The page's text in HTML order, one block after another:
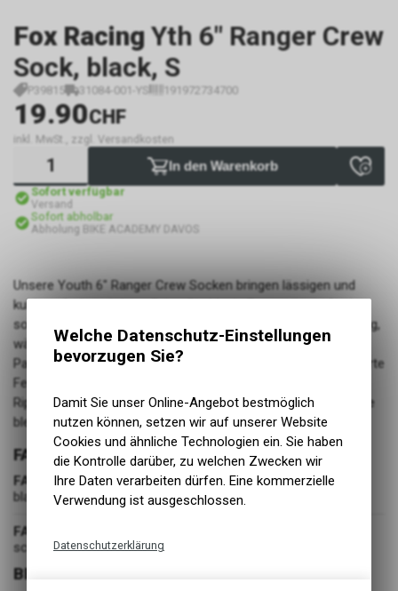
Fox Racing Yth 6" Ranger Crew
Sock, black, S
P39815 31084-001-YS 191972734700
19.90CHF
inkl. MwSt., zzgl. Versandkosten
In den Warenkorb
Sofort verfügbar
Versand
Sofort abholbar
Abholung BIKE ACADEMY DAVOS
Unsere Youth 6" Ranger Crew Socken bringen lässigen und
kultigen Style auf deine Fahrt. Die Mesh-Zonen dieser Socken
sorgen für aussergewöhnliche Atmungsaktivität und Belüftung,
während das Kompressionsgewölbe Halt mit hervorragender
Passform bietet. Wenn der Trail rau wird, sorgen die gepolsterte
Ferse und Spitze für Komfort, während das Obermaterial aus
Rippstrick dafür sorgt, dass diese Socken genau auf der Höhe
bleiben, auf die du sie hochgezogen hast.
FARBE
FARBE
black
FARBGRUPPE
schwarz
BEKLEIDUNG
Welche Datenschutz-Einstellungen
bevorzugen Sie?
Damit Sie unser Online-Angebot bestmöglich
nutzen können, setzen wir auf unserer Website
Cookies und ähnliche Technologien ein. Sie haben
die Kontrolle darüber, zu welchen Zwecken wir
Ihre Daten verarbeiten dürfen. Eine kommerzielle
Verwendung ist ausgeschlossen.
Datenschutzerklärung